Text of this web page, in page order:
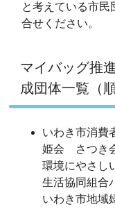
と考えている市民
合せください。
マイバッグ推
成団体一覧（
いわき市消費
姫会 さつき
環境にやさ
生活協同組合
いわき市地域